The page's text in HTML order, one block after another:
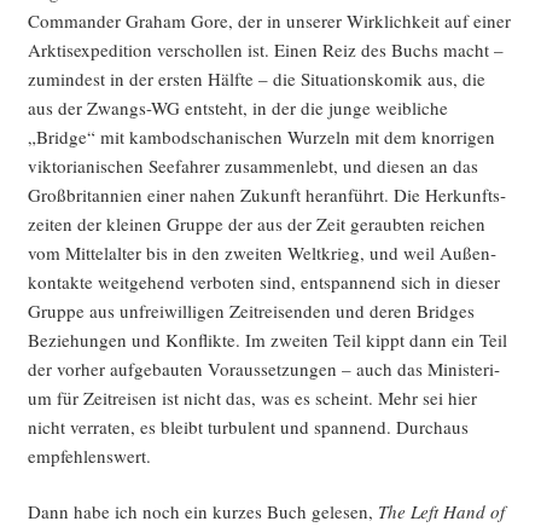
Com­man­der Gra­ham Gore, der in unse­rer Wirk­lich­keit auf einer
Ark­tis­ex­pe­di­ti­on ver­schol­len ist. Einen Reiz des Buchs macht –
zumin­dest in der ers­ten Hälf­te – die Situa­ti­ons­ko­mik aus, die
aus der Zwangs-WG ent­steht, in der die jun­ge weib­li­che
„Bridge“ mit kam­bo­dscha­ni­schen Wur­zeln mit dem knor­ri­gen
vik­to­ria­ni­schen See­fah­rer zusam­men­lebt, und die­sen an das
Groß­bri­tan­ni­en einer nahen Zukunft her­an­führt. Die Her­kunfts­
zei­ten der klei­nen Grup­pe der aus der Zeit geraub­ten rei­chen
vom Mit­tel­al­ter bis in den zwei­ten Welt­krieg, und weil Außen­
kon­tak­te weit­ge­hend ver­bo­ten sind, ent­span­nend sich in die­ser
Grup­pe aus unfrei­wil­li­gen Zeit­rei­sen­den und deren Bridges
Bezie­hun­gen und Kon­flik­te. Im zwei­ten Teil kippt dann ein Teil
der vor­her auf­ge­bau­ten Vor­aus­set­zun­gen – auch das Minis­te­ri­
um für Zeit­rei­sen ist nicht das, was es scheint. Mehr sei hier
nicht ver­ra­ten, es bleibt tur­bu­lent und span­nend. Durch­aus
empfehlenswert.
Dann habe ich noch ein kur­zes Buch gele­sen, The Left Hand of